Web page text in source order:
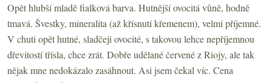
Opět hlubší mladě fialková barva. Hutnější ovocitá vůně, hodně
tmavá. Švestky, mineralita (až křísnutí křemenem), velmi příjemné.
V chuti opět hutné, sladčeji ovocité, s takovou lehce nepříjemnou
dřevitostí třísla, chce zrát. Dobře udělané červené z Riojy, ale tak
nějak mne nedokázalo zasáhnout. Asi jsem čekal víc. Cena